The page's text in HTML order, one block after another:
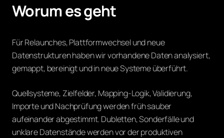
Worum es geht
Für Relaunches, Plattformwechsel und neue
Datenstrukturen haben wir vorhandene Daten analysiert,
gemappt, bereinigt und in neue Systeme überführt.
Quellsysteme, Zielfelder, Mapping-Logik, Validierung,
Importe und Nachprüfung werden früh sauber
aufeinander abgestimmt. Dubletten, Sonderfälle und
unklare Datenstände werden vor der produktiven